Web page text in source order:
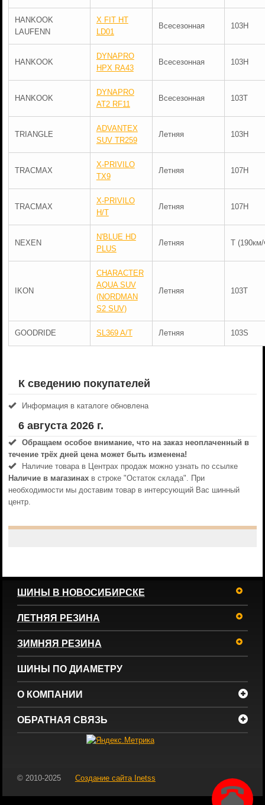
HANKOOK
LAUFENN
X FIT HT
LD01
Всесезонная 103H
HANKOOK
DYNAPRO
HPX RA43
Всесезонная 103H
HANKOOK
DYNAPRO
AT2 RF11
Всесезонная 103T
TRIANGLE
ADVANTEX
SUV TR259
Летняя 103H
TRACMAX
X-PRIVILO
TX9
Летняя 107H
TRACMAX
X-PRIVILO
H/T
Летняя 107H
NEXEN
N'BLUE HD
PLUS
Летняя T (190км/
IKON
CHARACTER
AQUA SUV
(NORDMAN
S2 SUV)
Летняя 103T
GOODRIDE SL369 A/T Летняя 103S
К сведению покупателей
Информация в каталоге обновлена
6 августа 2026 г.
Обращаем особое внимание, что на заказ неоплаченный в
течениe трёх дней цена может быть изменена!
Наличие товара в Центрах продаж можно узнать по ссылке
Наличие в магазинахв строке "Остаток склада". При
необходимости мы доставим товар в интерсующий Вас шинный
центр.
ШИНЫ В НОВОСИБИРСКЕ
ЛЕТНЯЯ РЕЗИНА
ЗИМНЯЯ РЕЗИНА
ШИНЫ ПО ДИАМЕТРУ
О КОМПАНИИ
ОБРАТНАЯ СВЯЗЬ
© 2010-2025 Создание сайта Inetss